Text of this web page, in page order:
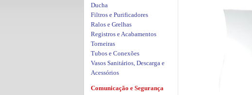
Ducha
Filtros e Purificadores
Ralos e Grelhas
Registros e Acabamentos
Torneiras
Tubos e Conexões
Vasos Sanitários, Descarga e
Acessórios
Comunicação e Segurança